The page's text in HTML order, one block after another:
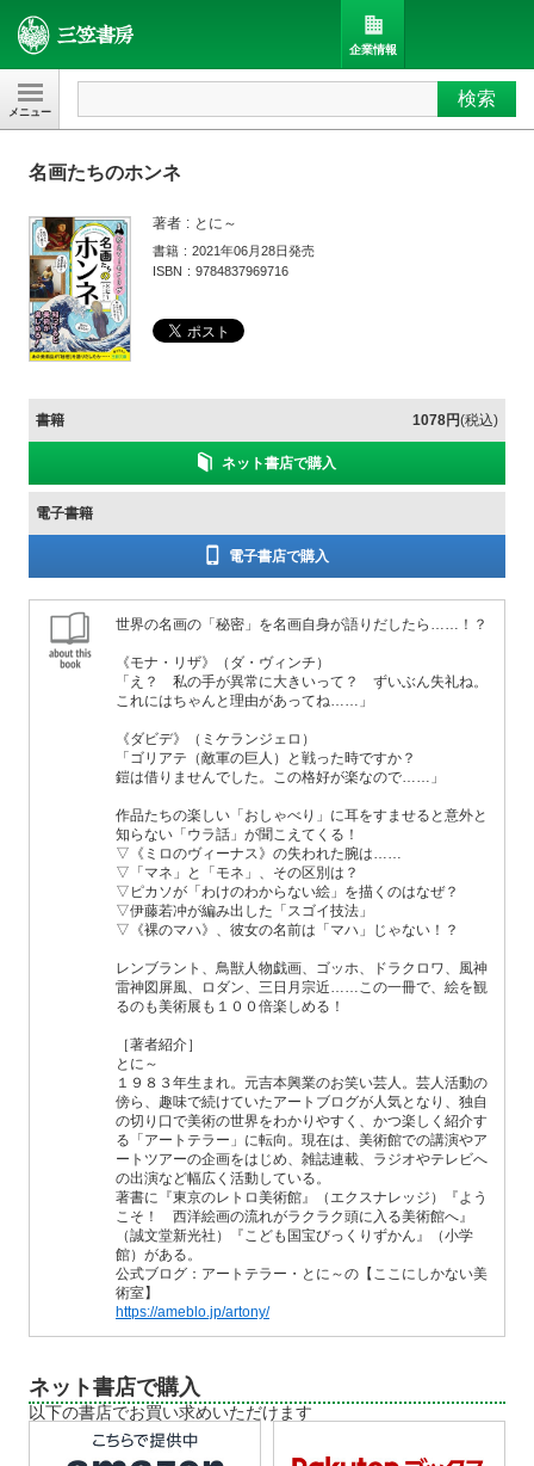
三笠書房 検索
企業情報
名画たちのホンネ
著者 とに～
書籍
2021年06月28日発売
ISBN
9784837969716
書籍 1078円(税込)
ネット書店で購入
電子書籍
電子書店で購入
世界の名画の「秘密」を名画自身が語りだしたら……！？
《モナ・リザ》（ダ・ヴィンチ）
「え？ 私の手が異常に大きいって？ ずいぶん失礼ね。
これにはちゃんと理由があってね……」
《ダビデ》（ミケランジェロ）
「ゴリアテ（敵軍の巨人）と戦った時ですか？
鎧は借りませんでした。この格好が楽なので……」
作品たちの楽しい「おしゃべり」に耳をすませると意外と
知らない「ウラ話」が聞こえてくる！
▽《ミロのヴィーナス》の失われた腕は……
▽「マネ」と「モネ」、その区別は？
▽ピカソが「わけのわからない絵」を描くのはなぜ？
▽伊藤若冲が編み出した「スゴイ技法」
▽《裸のマハ》、彼女の名前は「マハ」じゃない！？
レンブラント、鳥獣人物戯画、ゴッホ、ドラクロワ、風神
雷神図屏風、ロダン、三日月宗近……この一冊で、絵を観
るのも美術展も１００倍楽しめる！
［著者紹介］
とに～
１９８３年生まれ。元吉本興業のお笑い芸人。芸人活動の
傍ら、趣味で続けていたアートブログが人気となり、独自
の切り口で美術の世界をわかりやすく、かつ楽しく紹介す
る「アートテラー」に転向。現在は、美術館での講演やア
ートツアーの企画をはじめ、雑誌連載、ラジオやテレビへ
の出演など幅広く活動している。
著書に『東京のレトロ美術館』（エクスナレッジ）『よう
こそ！ 西洋絵画の流れがラクラク頭に入る美術館へ』
（誠文堂新光社）『こども国宝びっくりずかん』（小学
館）がある。
公式ブログ：アートテラー・とに～の【ここにしかない美
術室】
https://ameblo.jp/artony/
ネット書店で購入
以下の書店でお買い求めいただけます